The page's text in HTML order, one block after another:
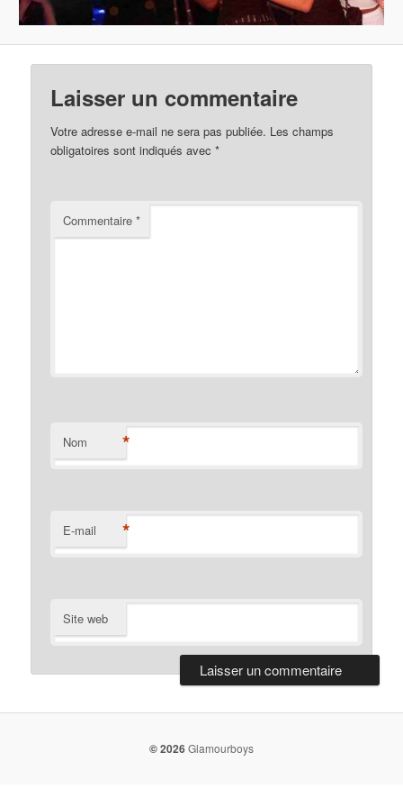
Laisser un commentaire
Votre adresse e-mail ne sera pas publiée. Les champs
obligatoires sont indiqués avec*
Commentaire*
Nom *
E-mail *
Site web
© 2026Glamourboys